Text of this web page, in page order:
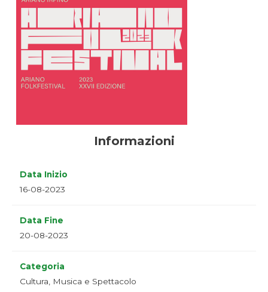
Informazioni
Data Inizio
16-08-2023
Data Fine
20-08-2023
Categoria
Cultura, Musica e Spettacolo